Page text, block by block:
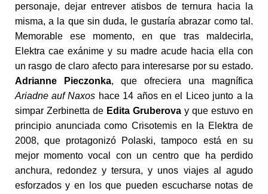
personaje, dejar entrever atisbos de ternura hacia la
misma, a la que sin duda, le gustaría abrazar como tal.
Memorable ese momento, en que tras maldecirla,
Elektra cae exánime y su madre acude hacia ella con
un rasgo de claro afecto para interesarse por su estado.
Adrianne Pieczonka, que ofreciera una magnífica
Ariadne auf Naxos hace 14 años en el Liceo junto a la
simpar Zerbinetta de Edita Gruberovay que estuvo en
principio anunciada como Crisotemis en la Elektra de
2008, que protagonizó Polaski, tampoco está en su
mejor momento vocal con un centro que ha perdido
anchura, redondez y tersura, y unos viajes al agudo
esforzados y en los que pueden escucharse notas de